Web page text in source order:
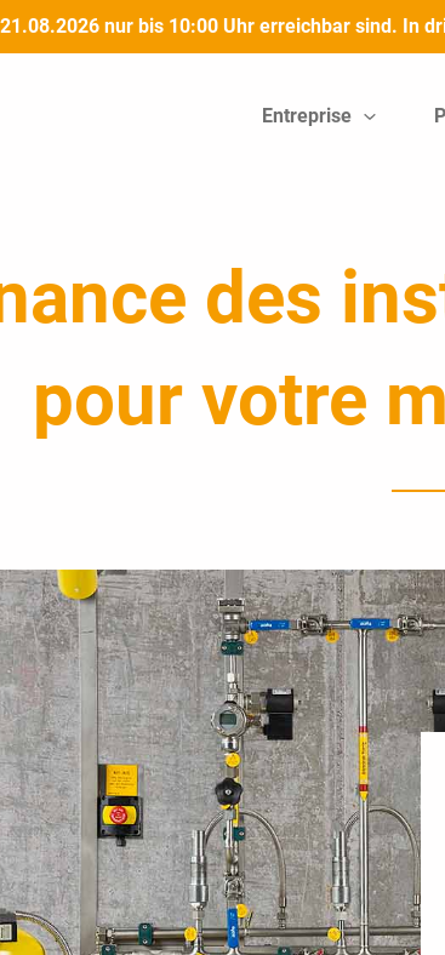
nur bis 10:00 Uhr erreichbar sind. In
Entreprise
des
pour votre